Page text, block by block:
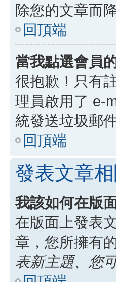
除您的文章而
回頂端
當我點選會員
很抱歉！只有
理員啟用了 e-
統發送垃圾郵件
回頂端
發表文章
我該如何在版
在版面上發表
章，您所擁有
表新主題、您